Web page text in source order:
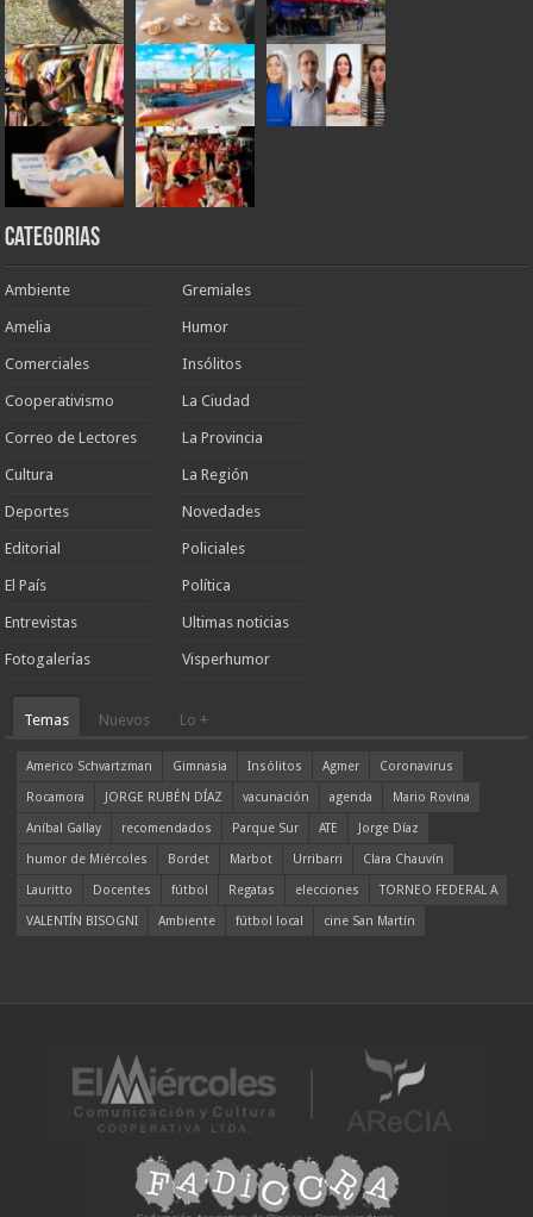
Categorias
Ambiente
Amelia
Comerciales
Cooperativismo
Correo de Lectores
Cultura
Deportes
Editorial
El País
Entrevistas
Fotogalerías
Gremiales
Humor
Insólitos
La Ciudad
La Provincia
La Región
Novedades
Policiales
Política
Ultimas noticias
Visperhumor
Temas Nuevos Lo +
Americo Schvartzman Gimnasia Insólitos Agmer
Coronavirus
Rocamora
JORGE RUBÉN DÍAZ vacunación agenda
Mario Rovina
Aníbal Gallay
recomendados Parque Sur ATE
Jorge Díaz
humor de Miércoles
Bordet Marbot Urribarri
Clara Chauvín
Lauritto
Docentes fútbol Regatas elecciones
TORNEO FEDERAL A
VALENTÍN BISOGNI
Ambiente fútbol local cine San Martín